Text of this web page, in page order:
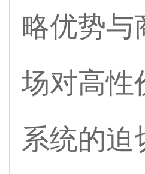
略优势与
场对高性
系统的迫